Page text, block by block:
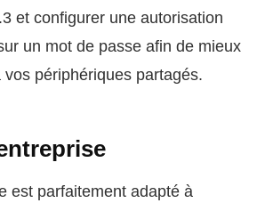
et configurer une autorisation
un mot de passe afin de mieux
vos périphériques partagés.
est parfaitement adapté à